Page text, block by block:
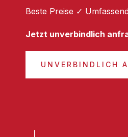
Beste Preise ✓
Jetzt unverbindlich
UNVERBINDLICH